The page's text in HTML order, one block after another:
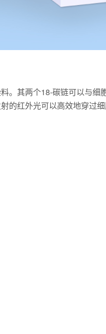
。其两个18-碳链可以与细
的红外光可以高效地穿过